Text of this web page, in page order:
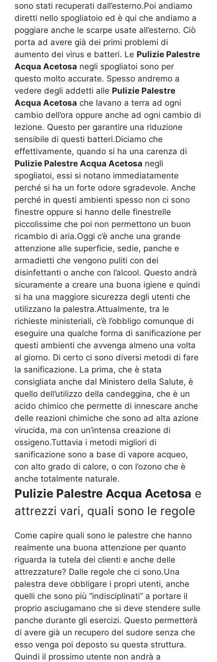
sono stati recuperati dall’esterno.Poi andiamo
diretti nello spogliatoio ed è qui che andiamo a
poggiare anche le scarpe usate all’esterno. Ciò
porta ad avere già dei primi problemi di
aumento dei virus e batteri. Le Pulizie Palestre
Acqua Acetosa negli spogliatoi sono per
questo molto accurate. Spesso andremo a
vedere degli addetti alle Pulizie Palestre
Acqua Acetosa che lavano a terra ad ogni
cambio dell’ora oppure anche ad ogni cambio di
lezione. Questo per garantire una riduzione
sensibile di questi batteri.Diciamo che
effettivamente, quando si ha una carenza di
Pulizie Palestre Acqua Acetosa negli
spogliatoi, essi si notano immediatamente
perché si ha un forte odore sgradevole. Anche
perché in questi ambienti spesso non ci sono
finestre oppure si hanno delle finestrelle
piccolissime che poi non permettono un buon
ricambio di aria.Oggi c’è anche una grande
attenzione alle superficie, sedie, panche e
armadietti che vengono puliti con dei
disinfettanti o anche con l’alcool. Questo andrà
sicuramente a creare una buona igiene e quindi
si ha una maggiore sicurezza degli utenti che
utilizzano la palestra.Attualmente, tra le
richieste ministeriali, c’è l’obbligo comunque di
eseguire una qualche forma di sanificazione per
questi ambienti che avvenga almeno una volta
al giorno. Di certo ci sono diversi metodi di fare
la sanificazione. La prima, che è stata
consigliata anche dal Ministero della Salute, è
quello dell’utilizzo della candeggina, che è un
acido chimico che permette di innescare anche
delle reazioni chimiche che sono ad alta azione
virucida, ma con un’intensa creazione di
ossigeno.Tuttavia i metodi migliori di
sanificazione sono a base di vapore acqueo,
con alto grado di calore, o con l’ozono che è
anche totalmente naturale.
Pulizie Palestre Acqua Acetosa e
attrezzi vari, quali sono le regole
Come capire quali sono le palestre che hanno
realmente una buona attenzione per quanto
riguarda la tutela dei clienti e anche delle
attrezzature? Dalle regole che ci sono.Una
palestra deve obbligare i propri utenti, anche
quelli che sono più “indisciplinati” a portare il
proprio asciugamano che si deve stendere sulle
panche durante gli esercizi. Questo permetterà
di avere già un recupero del sudore senza che
esso venga poi deposto su questa struttura.
Quindi il prossimo utente non andrà a